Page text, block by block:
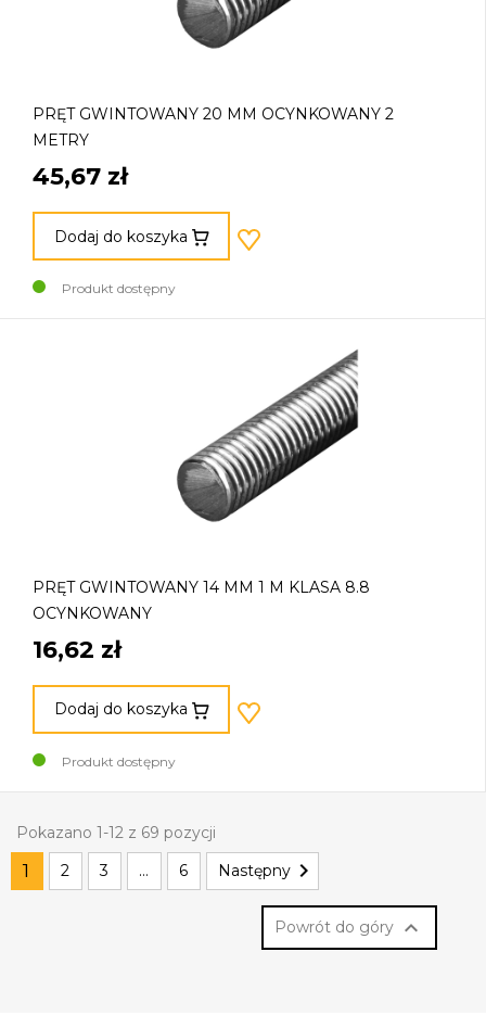
PRĘT GWINTOWANY 20 MM OCYNKOWANY 2
METRY
45,67 zł
Dodaj do koszyka
Produkt dostępny
PRĘT GWINTOWANY 14 MM 1 M KLASA 8.8
OCYNKOWANY
16,62 zł
Dodaj do koszyka
Produkt dostępny
Pokazano 1-12 z 69 pozycji
1 2 3 … 6 Następny 
Powrót do góry 